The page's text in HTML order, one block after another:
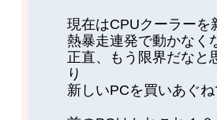
現在はCPUクーラーを
熱暴走連発で動かなく
正直、もう限界だなと
り
新しいPCを買いあぐ